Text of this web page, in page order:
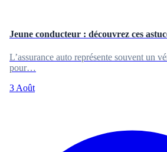
Jeune conducteur : découvrez ces
L’assurance auto représente souvent un
pour…
3 Août